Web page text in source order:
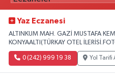
Yaz Eczanesi
ALTINKUM MAH. GAZİ MUSTAFA
KONYAALTI(TÜRKAY OTEL
0 (242) 999 19 38 Yol Tarifi